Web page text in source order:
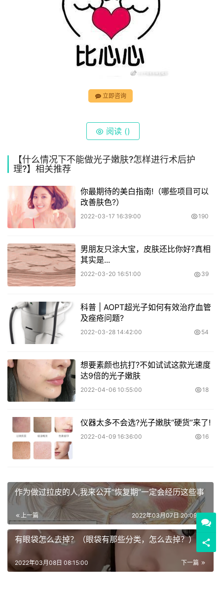
立即咨询
阅读 ()
【什么情况下不能做光子嫩肤?怎样进行术后护
理?】相关推荐
你最期待的美白指南!（哪些项目可以
改善肤色?）
2022-03-17 16:39:00 190
男朋友只涂大宝，皮肤还比你好?真相
其实是...
2022-03-20 16:51:00 39
科普 | AOPT超光子如何有效治疗血管
及痤疮问题?
2022-03-28 14:42:00 54
想要素颜也抗打?不如试试这款光速度
达9倍的光子嫩肤
2022-04-06 10:55:00 18
仪器太多不会选?光子嫩肤“硬货”来了!
2022-04-09 16:36:00 16
作为做过拉皮的人,我来公开“恢复期”一定会经历这些事
上一篇 2022年03月07日 20:09:00
有眼袋怎么去掉？（眼袋有那些分类，怎么去掉？）
下一篇
2022年03月08日 08:15:00